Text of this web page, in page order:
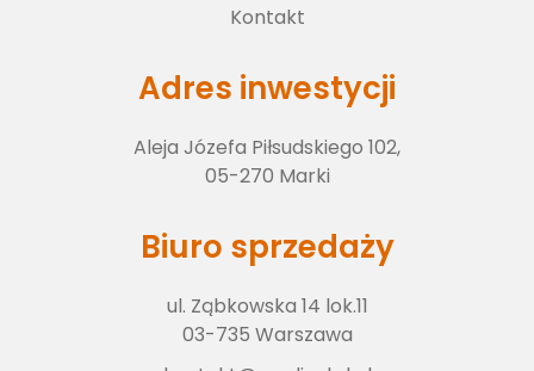
Zdjęcia z budowy
Kontakt
Kontakt
Adres inwestycji
Aleja Józefa Piłsudskiego 102,
05-270 Marki
Biuro sprzedaży
ul. Ząbkowska 14 lok.11
03-735 Warszawa